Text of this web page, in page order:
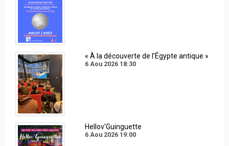
« À la découverte de l’Égypte antique »
6 Aou 2026 18:30
Hellov'Guinguette
6 Aou 2026 19:00